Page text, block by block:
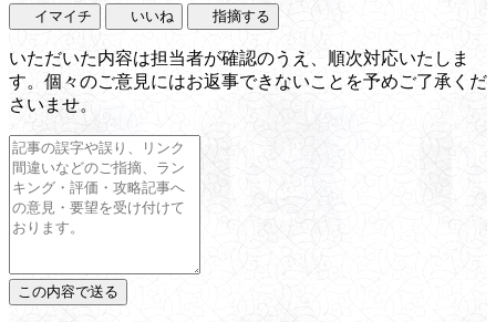
イマイチ いいね 指摘する
いただいた内容は担当者が確認のうえ、順次対応いたしま
す。個々のご意見にはお返事できないことを予めご了承くだ
さいませ。